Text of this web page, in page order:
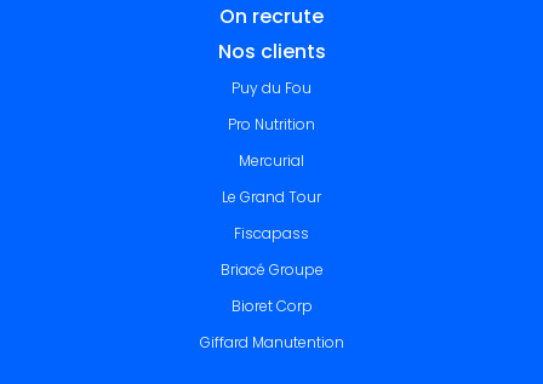
On recrute
Nos clients
Puy du Fou
Pro Nutrition
Mercurial
Le Grand Tour
Fiscapass
Briacé Groupe
Bioret Corp
Giffard Manutention